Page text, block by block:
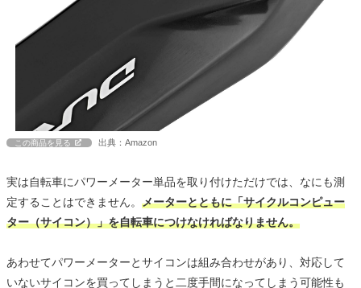
この商品を見る 出典：Amazon
実は自転車にパワーメーター単品を取り付けただけでは、なにも測
定することはできません。 メーターとともに「サイクルコンピュー
ター（サイコン）」を自転車につけなければなりません。
あわせてパワーメーターとサイコンは組み合わせがあり、対応して
いないサイコンを買ってしまうと二度手間になってしまう可能性も